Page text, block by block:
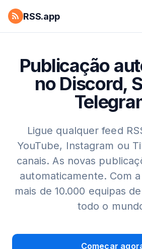
RSS.app
Publicação
no Discord,
Ligue qualquer feed
YouTube, Instagram ou
canais. As novas
automaticamente. Com
mais de 10.000 equipas
todo o
Começar